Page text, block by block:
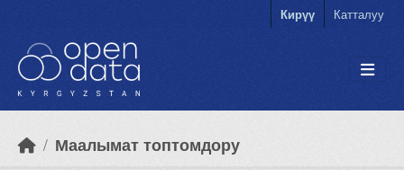
Кирүү Катталуу
Маалымат топтомдору